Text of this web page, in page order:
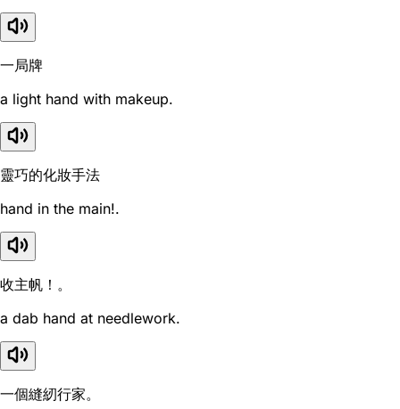
一局牌
a light hand with makeup.
靈巧的化妝手法
hand in the main!.
收主帆！。
a dab hand at needlework.
一個縫紉行家。